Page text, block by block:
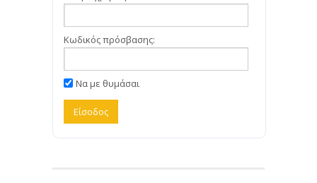
Κωδικός πρόσβασης:
Να με θυμάσαι